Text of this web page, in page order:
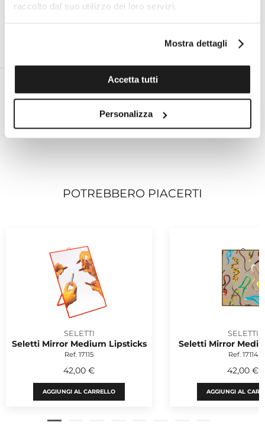
raccolto dal suo utilizzo dei loro servizi.
Mostra dettagli
Accetta tutti
Personalizza
ASSISTENZA TECNICA UFFICIALE
RESO ENTRO 14 GIORNI DALLA
SPEDIZIONE GRATUITA IN ITALIA
POTREBBERO PIACERTI
SELETTI
Seletti Mirror Medium Lipsticks
Ref. 17115
42,00 €
AGGIUNGI AL CARRELLO
SELETTI
Seletti Mirror
Ref. 17114
42,00 €
AGGIUNGI AL